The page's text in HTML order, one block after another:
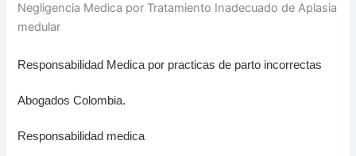
Negligencia Medica por Tratamiento Inadecuado de Aplasia
medular
Responsabilidad Medica por practicas de parto incorrectas
Abogados Colombia.
Responsabilidad medica